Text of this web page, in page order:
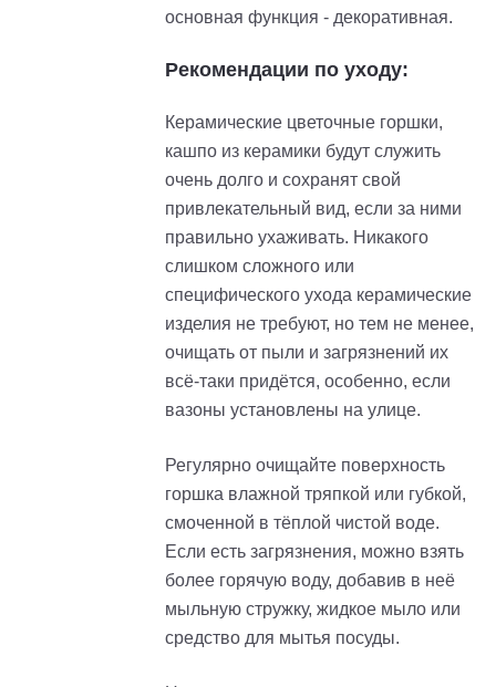
основная функция - декоративная.
Рекомендации по уходу:
Керамические цветочные горшки,
кашпо из керамики будут служить
очень долго и сохранят свой
привлекательный вид, если за ними
правильно ухаживать. Никакого
слишком сложного или
специфического ухода керамические
изделия не требуют, но тем не менее,
очищать от пыли и загрязнений их
всё-таки придётся, особенно, если
вазоны установлены на улице.
Регулярно очищайте поверхность
горшка влажной тряпкой или губкой,
смоченной в тёплой чистой воде.
Если есть загрязнения, можно взять
более горячую воду, добавив в неё
мыльную стружку, жидкое мыло или
средство для мытья посуды.